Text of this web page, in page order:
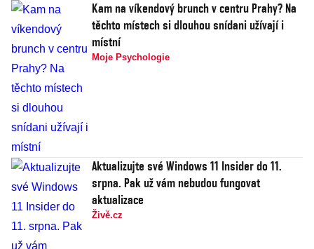
Kam na víkendový brunch v centru Prahy? Na
těchto místech si dlouhou snídani užívají i
místní
Moje Psychologie
Aktualizujte své Windows 11 Insider do 11.
srpna. Pak už vám nebudou fungovat
aktualizace
Živě.cz